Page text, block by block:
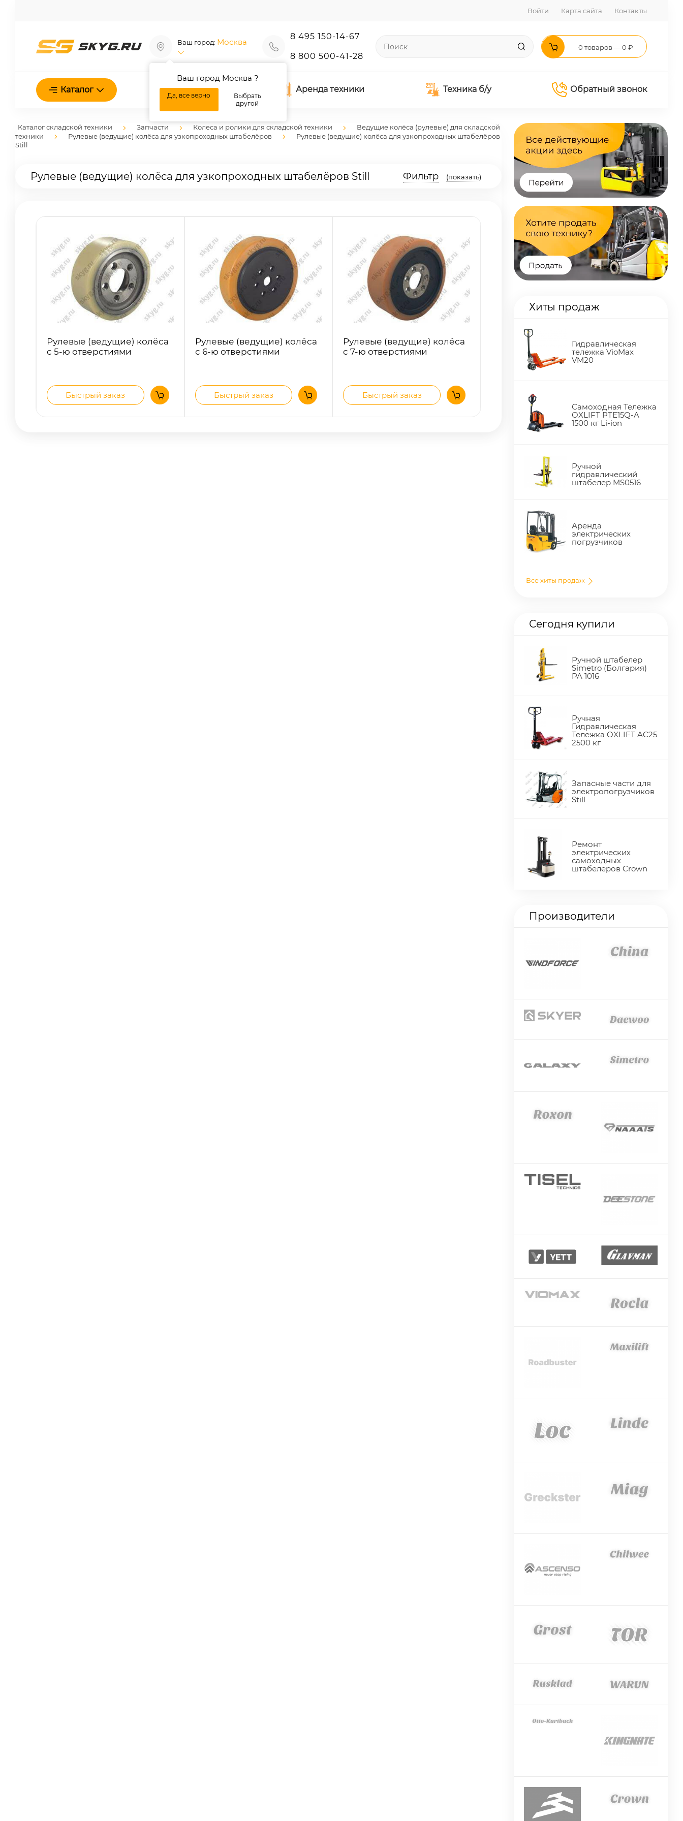
Войти Карта сайта Контакты
Ваш город: Москва
Ваш город Москва ?
Да, все верно
Выбрать
другой
8 495 150-14-67
8 800 500-41-28
0 товаров — 0 ₽
Каталог О нас Аренда техники Техника б/у Обратный звонок
Каталог складской техники Запчасти Колеса и ролики для складской техники
Ведущие колёса (рулевые) для складской
техники
Рулевые (ведущие) колёса для узкопроходных штабелёров
Рулевые (ведущие) колёса для узкопроходных штабелёров
Still
Рулевые (ведущие) колёса для узкопроходных штабелёров Still Фильтр (показать)
Рулевые (ведущие) колёса
с 5-ю отверстиями
Быстрый заказ
Рулевые (ведущие) колёса
с 6-ю отверстиями
Быстрый заказ
Рулевые (ведущие) колёса
с 7-ю отверстиями
Быстрый заказ
Хиты продаж
Гидравлическая
тележка VioMax
VM20
Самоходная Тележка
OXLIFT PTE15Q-A
1500 кг Li-ion
Ручной
гидравлический
штабелер MS0516
Аренда
электрических
погрузчиков
Все хиты продаж
Сегодня купили
Ручной штабелер
Simetro (Болгария)
PA 1016
Ручная
Гидравлическая
Тележка OXLIFT AC25
2500 кг
Запасные части для
электропогрузчиков
Still
Ремонт
электрических
самоходных
штабелеров Crown
Производители